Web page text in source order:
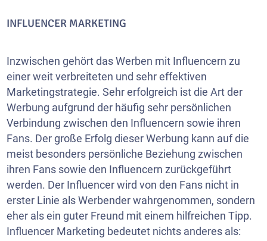
INFLUENCER MARKETING
Inzwischen gehört das Werben mit Influencern zu
einer weit verbreiteten und sehr effektiven
Marketingstrategie. Sehr erfolgreich ist die Art der
Werbung aufgrund der häufig sehr persönlichen
Verbindung zwischen den Influencern sowie ihren
Fans. Der große Erfolg dieser Werbung kann auf die
meist besonders persönliche Beziehung zwischen
ihren Fans sowie den Influencern zurückgeführt
werden. Der Influencer wird von den Fans nicht in
erster Linie als Werbender wahrgenommen, sondern
eher als ein guter Freund mit einem hilfreichen Tipp.
Influencer Marketing bedeutet nichts anderes als: